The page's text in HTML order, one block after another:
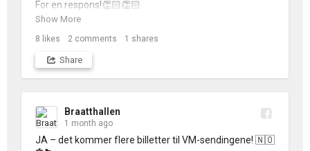
For en respons!👏🏻👏🏻
visningene i Braatthallen ut VM 2026, inkludert Norge -
England på lørdag! Det fyker unna også her, så vær
rask!⚽️
Show More
8 likes 2 comments 1 shares
Share
Braatthallen
1 month ago
JA – det kommer flere billetter til VM-sendingene! 🇳🇴